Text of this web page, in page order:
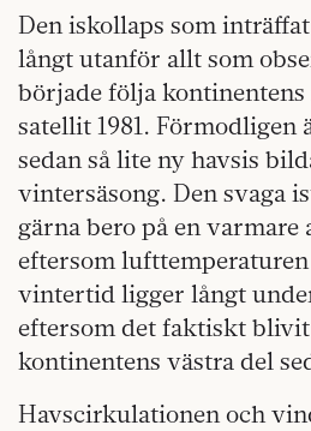
Den iskollaps som
långt utanför allt som
började följa
satellit 1981. Förmodligen
sedan så lite ny havsis
vintersäsong. Den svaga
gärna bero på en varmare
eftersom
vintertid ligger långt
eftersom det faktiskt
kontinentens västra del
Havscirkulationen och